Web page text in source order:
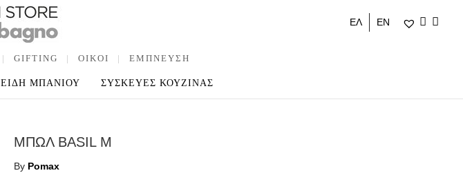
ΕΛ ΕΝ
| GIFTING | OIKOI | ΕΜΠΝΕΥΣΗ
ΕΙΔΗ ΜΠΑΝΙΟΥ ΣΥΣΚΕΥΕΣ ΚΟΥΖΙΝΑΣ
ΜΠΩΛ BASIL M
By Pomax